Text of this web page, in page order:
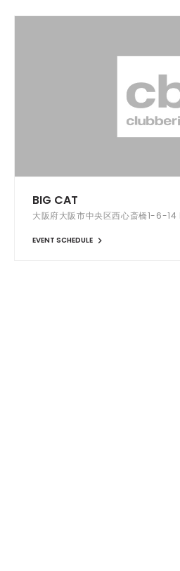
BIG CAT
大阪府大阪市中央区西心斎橋1-6-14
EVENT SCHEDULE